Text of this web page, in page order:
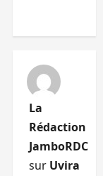
La
Rédaction
JamboRDC
sur Uvira